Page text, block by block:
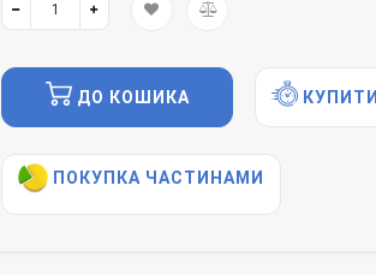
ДО КОШИКА
ПОКУПКА ЧАСТИНАМИ